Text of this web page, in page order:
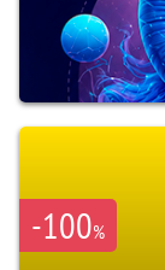
-100%